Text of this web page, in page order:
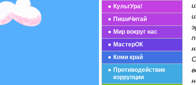
КультУра!
ПишиЧитай
Мир вокруг нас
МастерОК
Коми край
Противодействие
коррупции